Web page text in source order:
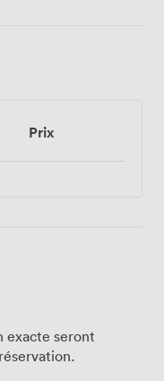
Prix
exacte seront